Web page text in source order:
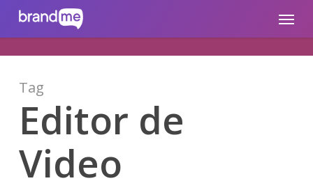
brandme.la Menu
Tag
Editor de
Video